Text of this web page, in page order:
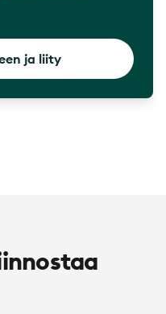
ja liity